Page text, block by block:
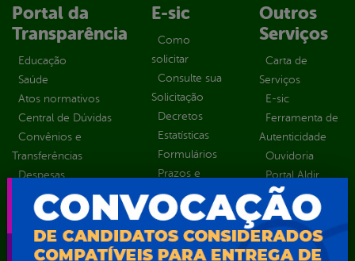
Portal da
Transparência
Educação
Saúde
Atos normativos
Central de Dúvidas
Convênios e
Transferências
Despesas
Diárias
Emendas
parlamentares
Estrutura
E-sic
Como
solicitar
Consulte sua
Solicitação
Decretos
Estatísticas
Formulários
Prazos e
autoridades
Sic Físico
Solicitar
Recurso
Outros
Serviços
Carta de
Serviços
E-sic
Ferramenta de
Autenticidade
Ouvidoria
Portal Aldir
Blanc
Portal da
Transparência
Transporte